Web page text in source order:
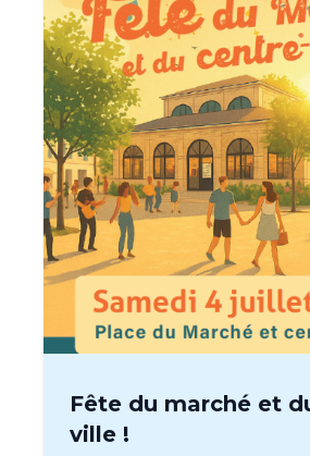
Fête du marché et
ville !